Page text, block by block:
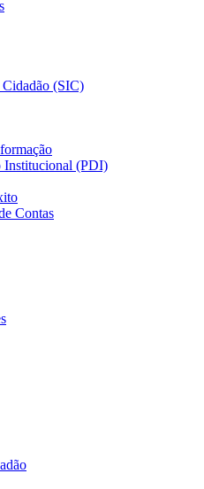
Cidadão (SIC)
Institucional (PDI)
Contas